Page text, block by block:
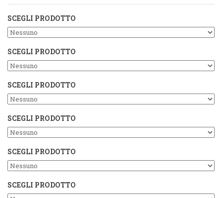
SCEGLI PRODOTTO
SCEGLI PRODOTTO
SCEGLI PRODOTTO
SCEGLI PRODOTTO
SCEGLI PRODOTTO
SCEGLI PRODOTTO